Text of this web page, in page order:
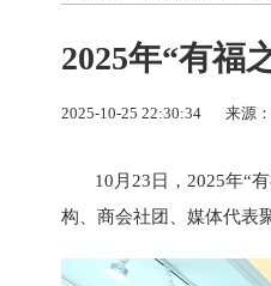
2025年“有福
2025-10-25 22:30:34 来源：
10月23日，2025年“有
构、商会社团、媒体代表